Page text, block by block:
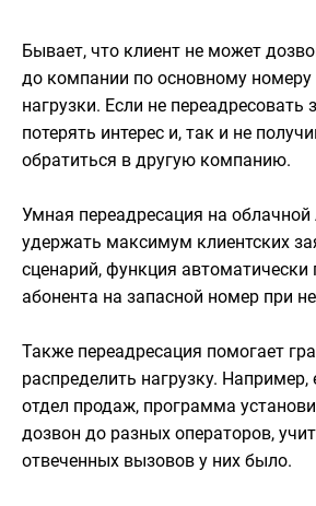
Бывает, что клиент не может
до компании по основному номеру
нагрузки. Если не переадресовать
потерять интерес и, так и не
обратиться в другую компанию.
Умная переадресация на
удержать максимум клиентских
сценарий, функция автоматически
абонента на запасной номер при
Также переадресация помогает
распределить нагрузку. Например,
отдел продаж, программа
дозвон до разных операторов,
отвеченных вызовов у них было.